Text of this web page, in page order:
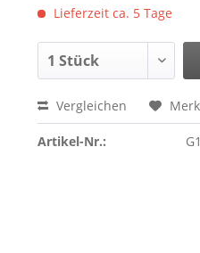
Lieferzeit ca. 5 Tage
Vergleichen
Artikel-Nr.: